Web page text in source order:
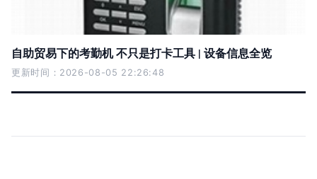
自助贸易下的考勤机 不只是打卡工具 | 设备信息全览
更新时间：2026-08-05 22:26:48